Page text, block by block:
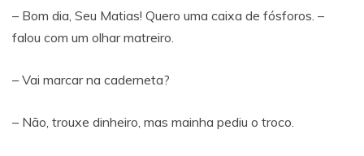
– Bom dia, Seu Matias! Quero uma caixa de fósforos. –
falou com um olhar matreiro.
– Vai marcar na caderneta?
– Não, trouxe dinheiro, mas mainha pediu o troco.